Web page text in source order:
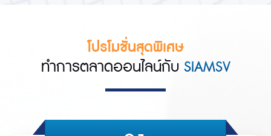
โปรโมชั่นสุดพิเศษ
ทำการตลาดออนไลน์กับSIAMSV